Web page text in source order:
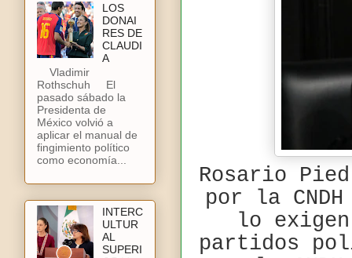
Rosario
por la
lo
partidos
LOS
DONAI
RES DE
CLAUDI
A
Vladimir
Rothschuh El
pasado sábado la
Presidenta de
México volvió a
aplicar el manual de
fingimiento político
como economía...
INTERC
ULTUR
AL
SUPERI